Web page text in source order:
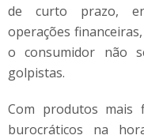
de curto prazo,
operações
o consumidor não
golpistas.
Com produtos mais
burocráticos na